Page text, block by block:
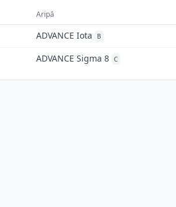
Aripă
ADVANCE Iota B
ADVANCE Sigma 8 C